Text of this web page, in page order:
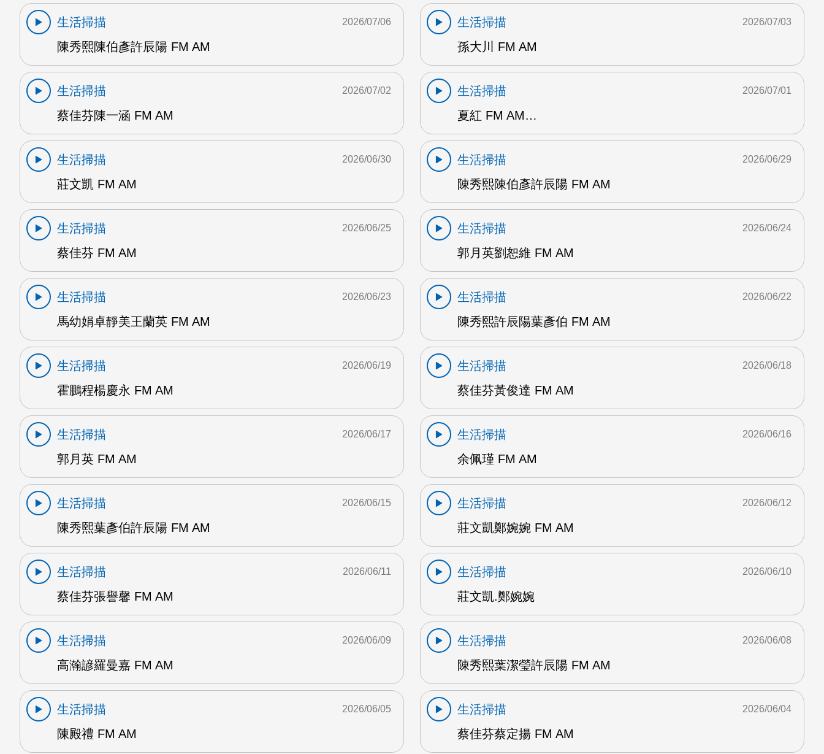
生活掃描
陳秀熙陳伯彥許辰陽 FM AM
2026/07/06
生活掃描
孫大川 FM AM
2026/07/03
生活掃描
蔡佳芬陳一涵 FM AM
2026/07/02
生活掃描
夏紅 FM AM…
2026/07/01
生活掃描
莊文凱 FM AM
2026/06/30
生活掃描
陳秀熙陳伯彥許辰陽 FM AM
2026/06/29
生活掃描
蔡佳芬 FM AM
2026/06/25
生活掃描
郭月英劉恕維 FM AM
2026/06/24
生活掃描
馬幼娟卓靜美王蘭英 FM AM
2026/06/23
生活掃描
陳秀熙許辰陽葉彥伯 FM AM
2026/06/22
生活掃描
霍鵬程楊慶永 FM AM
2026/06/19
生活掃描
蔡佳芬黃俊達 FM AM
2026/06/18
生活掃描
郭月英 FM AM
2026/06/17
生活掃描
余佩瑾 FM AM
2026/06/16
生活掃描
陳秀熙葉彥伯許辰陽 FM AM
2026/06/15
生活掃描
莊文凱鄭婉婉 FM AM
2026/06/12
生活掃描
蔡佳芬張譽馨 FM AM
2026/06/11
生活掃描
莊文凱.鄭婉婉
2026/06/10
生活掃描
高瀚諺羅曼嘉 FM AM
2026/06/09
生活掃描
陳秀熙葉潔瑩許辰陽 FM AM
2026/06/08
生活掃描
陳殿禮 FM AM
2026/06/05
生活掃描
蔡佳芬蔡定揚 FM AM
2026/06/04